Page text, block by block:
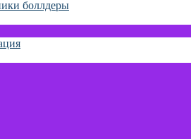
боллдеры